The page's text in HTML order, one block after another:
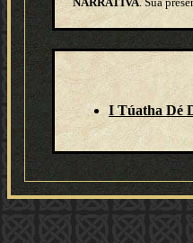
I Túatha Dé